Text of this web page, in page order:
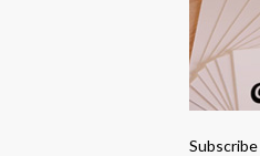
Subscribe